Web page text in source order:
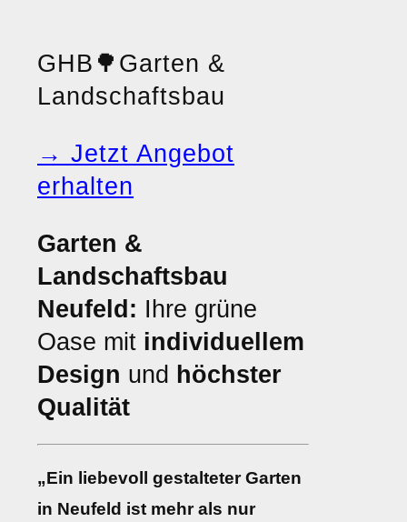
GHB 🌳 Garten &
Landschaftsbau
→ Jetzt Angebot
erhalten
Garten &
Landschaftsbau
Neufeld: Ihre grüne
Oase mit individuellem
Design und höchster
Qualität
„Ein liebevoll gestalteter Garten
in Neufeld ist mehr als nur